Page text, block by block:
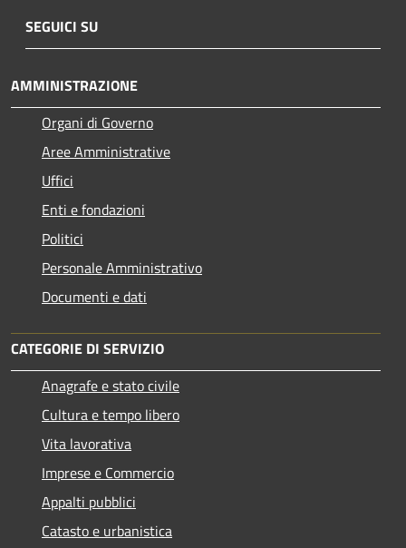
SEGUICI SU
AMMINISTRAZIONE
Organi di Governo
Aree Amministrative
Uffici
Enti e fondazioni
Politici
Personale Amministrativo
Documenti e dati
CATEGORIE DI SERVIZIO
Anagrafe e stato civile
Cultura e tempo libero
Vita lavorativa
Imprese e Commercio
Appalti pubblici
Catasto e urbanistica